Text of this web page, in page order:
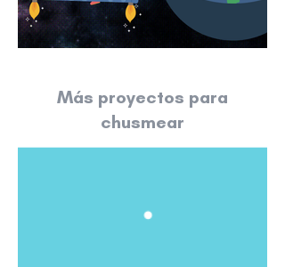
​Más proyectos para
chusmear